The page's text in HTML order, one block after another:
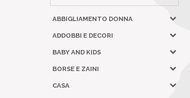
ABBIGLIAMENTO DONNA
ADDOBBI E DECORI
BABY AND KIDS
BORSE E ZAINI
CASA